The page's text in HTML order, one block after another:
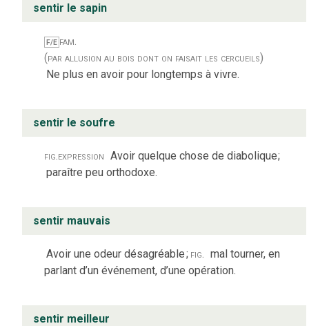
sentir le sapin
F/E fam.
(par allusion au bois dont on faisait les cercueils)
Ne plus en avoir pour longtemps à vivre.
sentir le soufre
fig.expression Avoir quelque chose de diabolique;
paraître peu orthodoxe.
sentir mauvais
Avoir une odeur désagréable; fig. mal tourner, en
parlant d’un événement, d’une opération.
sentir meilleur